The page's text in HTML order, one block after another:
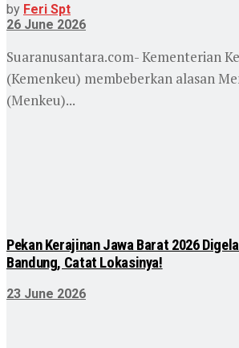
by Feri Spt
26 June 2026
Suaranusantara.com- Kementerian
(Kemenkeu) membeberkan alasan
(Menkeu)...
Pekan Kerajinan Jawa Barat 2026
Bandung, Catat Lokasinya!
23 June 2026